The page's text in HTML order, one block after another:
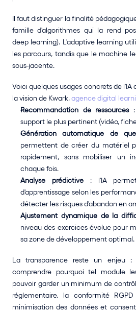
Il faut distinguer la finalité
famille d'algorithmes qui la rend
deep learning). L'adaptive learning
les parcours, tandis que le machine
sous-jacente.
Voici quelques usages concrets de
la vision de Kwark, agence digital
Recommandation de ressources :
support le plus pertinent (vidéo,
Génération automatique de
permettent de créer du matériel
rapidement, sans mobiliser un
chaque fois.
Analyse prédictive : l'IA permet
d'apprentissage selon les
détecter les risques d'abandon en
Ajustement dynamique de la
niveau des exercices évolue pour
sa zone de développement optimal.
La transparence reste un enjeu :
comprendre pourquoi tel module
pouvoir garder un minimum de
réglementaire, la conformité
minimisation des données et